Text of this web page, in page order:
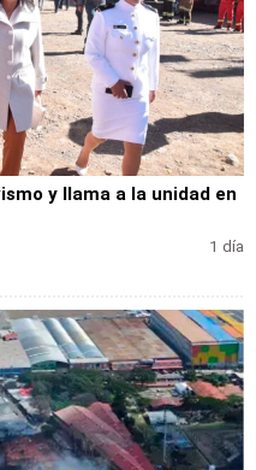
y llama a la unidad en
1 día